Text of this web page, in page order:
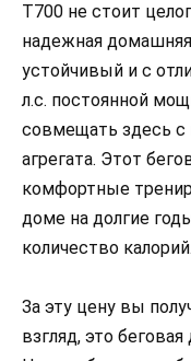
T700 не стоит
надежная
устойчивый и с
л.с. постоянной
совмещать здесь с
агрегата. Этот
комфортные
доме на долгие
количество калорий.
За эту цену вы
взгляд, это